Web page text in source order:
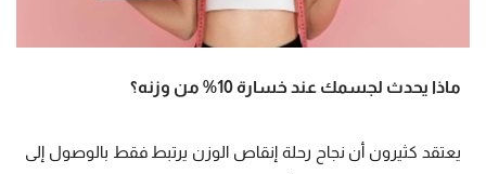
ماذا يحدث لجسمك عند خسارة 10% من وزنه؟
يعتقد كثيرون أن نجاح رحلة إنقاص الوزن يرتبط فقط بالوصول إلى